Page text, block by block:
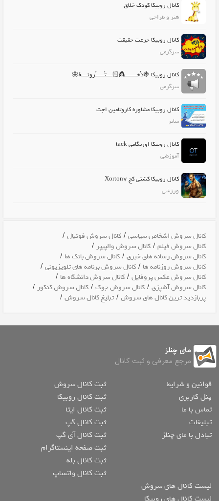
کانال روبیکا کودک خلاق
هنر و طراحی
کانال روبیکا جرعت حقیقت
سرگرمی
کانال روبیکا 🍇دُُُُُخــــــــ👸🏻ــــتًــــــًرونِِِِِِــــهٔ🦋
سرگرمی
کانال روبیکا مشاوره کاروتامین اجت
سایر
کانال روبیکا اوریگامی tack
آموزشی
کانال روبیکا کشتی کج Xorton7
ورزشی
کانال سروش اشخاص سیاسی /کانال سروش فوتبال /
کانال سروش فیلم /کانال سروش والپیپر /
کانال سروش رسانه های خبری /کانال سروش بانک ها /
کانال سروش روزنامه ها /کانال سروش برنامه های تلویزیونی /
کانال سروش عکس پروفایل /کانال سروش دانشگاه ها /
کانال سروش آشپزی /کانال سروش جوک /کانال سروش کنکور /
پربازدید ترین کانال های سروش /تبلیغ کانال سروش /
مای چنلز
مرجع معرفی و ثبت کانال
قوانین و شرایط
پنل کاربری
تماس با ما
تبلیغات
تبادل با مای چنلز
ثبت کانال سروش
ثبت کانال روبیکا
ثبت کانال ایتا
ثبت کانال گپ
ثبت کانال آی گپ
ثبت صفحه اینستاگرام
ثبت کانال بله
ثبت کانال واتساپ
لیست کانال های سروش